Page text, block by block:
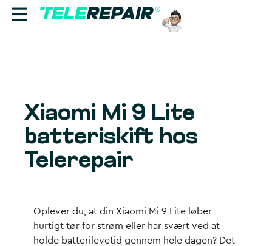
Find butik
Erhverv
Xiaomi Mi 9 Lite
batteriskift hos
Telerepair
Oplever du, at din Xiaomi Mi 9 Lite løber
hurtigt tør for strøm eller har svært ved at
holde batterilevetid gennem hele dagen? Det